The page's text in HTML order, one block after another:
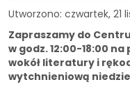
Utworzono: czwartek, 21
Zapraszamy do
w godz. 12:00-18:00
wokół literatury i
wytchnieniową